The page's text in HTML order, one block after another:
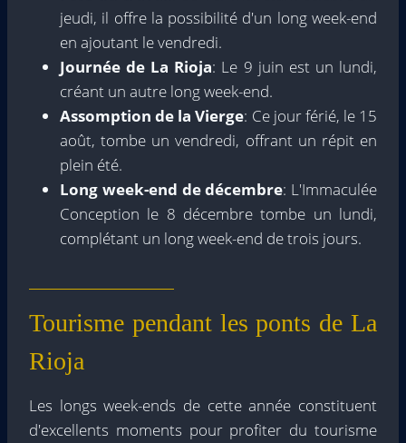
jeudi, il offre la possibilité d'un long week-end
en ajoutant le vendredi.
Journée de La Rioja: Le 9 juin est un lundi,
créant un autre long week-end.
Assomption de la Vierge: Ce jour férié, le 15
août, tombe un vendredi, offrant un répit en
plein été.
Long week-end de décembre: L'Immaculée
Conception le 8 décembre tombe un lundi,
complétant un long week-end de trois jours.
Tourisme pendant les ponts de La
Rioja
Les longs week-ends de cette année constituent
d'excellents moments pour profiter du tourisme